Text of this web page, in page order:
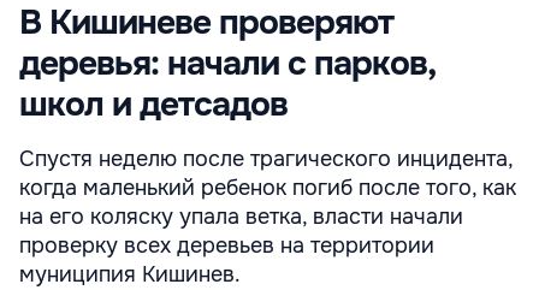
В Кишиневе проверяют
деревья: начали с парков,
школ и детсадов
Спустя неделю после трагического инцидента,
когда маленький ребенок погиб после того, как
на его коляску упала ветка, власти начали
проверку всех деревьев на территории
муниципия Кишинев.